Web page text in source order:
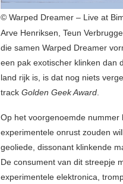
© Warped Dreamer – Live at
Arve Henriksen, Teun
die samen Warped Dreamer
een pak exotischer klinken dan
land rijk is, is dat nog niets
track Golden Geek Award
Op het voorgenoemde
experimentele onrust zouden
geoliede, dissonant klinkende
De consument van dit streepje
experimentele elektronica,